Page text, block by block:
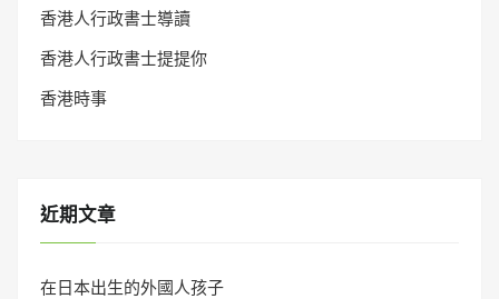
香港人行政書士導讀
香港人行政書士提提你
香港時事
近期文章
在日本出生的外國人孩子